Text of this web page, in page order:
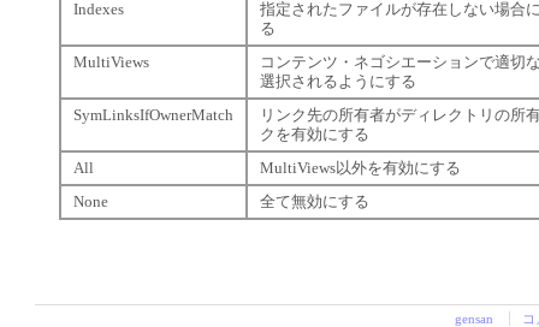
Indexes
指定されたファイルが存在しない場合
る
MultiViews
コンテンツ・ネゴシエーションで適切
選択されるようにする
SymLinksIfOwnerMatch
リンク先の所有者がディレクトリの所
クを有効にする
All
MultiViews以外を有効にする
None
全て無効にする
gensan